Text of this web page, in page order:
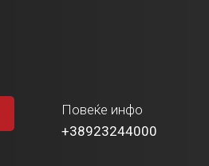
Повеќе инфо
+38923244000